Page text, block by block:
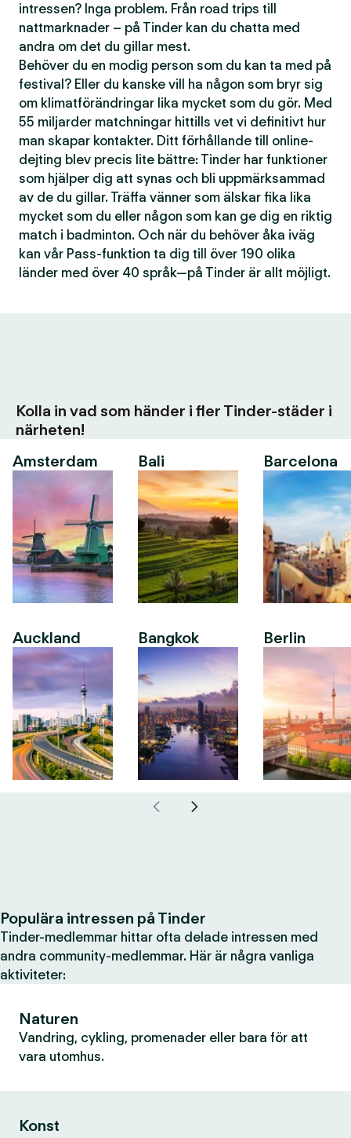
intressen? Inga problem. Från road trips till
nattmarknader – på Tinder kan du chatta med
andra om det du gillar mest.
Behöver du en modig person som du kan ta med på
festival? Eller du kanske vill ha någon som bryr sig
om klimatförändringar lika mycket som du gör. Med
55 miljarder matchningar hittills vet vi definitivt hur
man skapar kontakter. Ditt förhållande till online-
dejting blev precis lite bättre: Tinder har funktioner
som hjälper dig att synas och bli uppmärksammad
av de du gillar. Träffa vänner som älskar fika lika
mycket som du eller någon som kan ge dig en riktig
match i badminton. Och när du behöver åka iväg
kan vår Pass-funktion ta dig till över 190 olika
länder med över 40 språk—på Tinder är allt möjligt.
Kolla in vad som händer i fler Tinder-städer i
närheten!
Amsterdam
Auckland
Bali
Bangkok
Barcelona
Berlin
Populära intressen på Tinder
Tinder-medlemmar hittar ofta delade intressen med
andra community-medlemmar. Här är några vanliga
aktiviteter:
Naturen
Vandring, cykling, promenader eller bara för att
vara utomhus.
Konst